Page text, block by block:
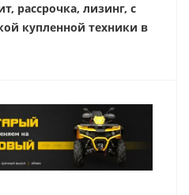
рассрочка, лизинг, с
купленной техники в